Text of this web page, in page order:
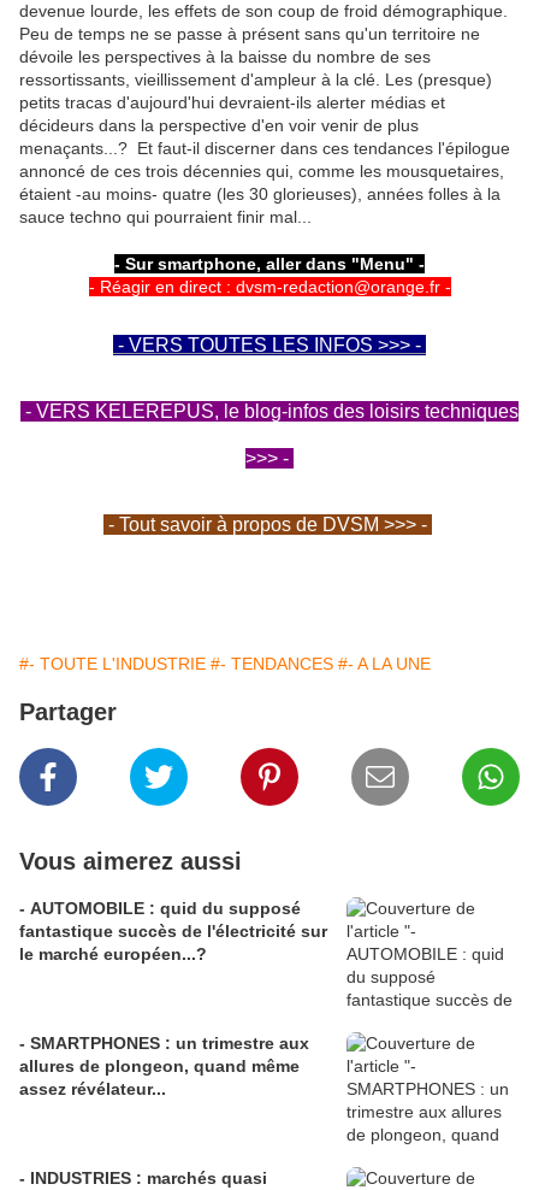
devenue lourde, les effets de son coup de froid démographique.
Peu de temps ne se passe à présent sans qu'un territoire ne
dévoile les perspectives à la baisse du nombre de ses
ressortissants, vieillissement d'ampleur à la clé. Les (presque)
petits tracas d'aujourd'hui devraient-ils alerter médias et
décideurs dans la perspective d'en voir venir de plus
menaçants...? Et faut-il discerner dans ces tendances l'épilogue
annoncé de ces trois décennies qui, comme les mousquetaires,
étaient -au moins- quatre (les 30 glorieuses), années folles à la
sauce techno qui pourraient finir mal...
- Sur smartphone, aller dans "Menu" -
- Réagir en direct : dvsm-redaction@orange.fr -
- VERS TOUTES LES INFOS >>> -
- VERS KELEREPUS, le blog-infos des loisirs techniques
>>> -
- Tout savoir à propos de DVSM >>> -
#- TOUTE L'INDUSTRIE #- TENDANCES #- A LA UNE
Partager
Vous aimerez aussi
- AUTOMOBILE : quid du supposé
fantastique succès de l'électricité sur
le marché européen...?
- SMARTPHONES : un trimestre aux
allures de plongeon, quand même
assez révélateur...
- INDUSTRIES : marchés quasi